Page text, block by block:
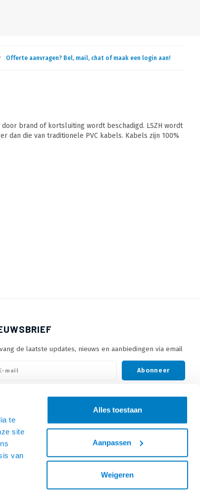
te
site
van
Alles toestaan
Aanpassen
Weigeren
Offerte aanvragen? Bel, mail, chat of maak een login aan!
brand of kortsluiting wordt beschadigd. LSZH wordt
dan die van traditionele PVC kabels. Kabels zijn 100%
de laatste updates, nieuws en aanbiedingen via email
Abonneer